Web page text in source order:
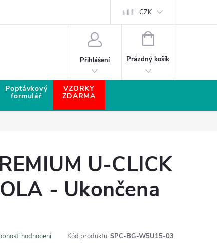
CZK
Přihlášení
NÁKUPNÍ KOŠÍK
Prázdný košík
Poptávkový
formulář
VZORKY
ZDARMA
U-CLICK
- Ukončena
hodnocení Kód produktu: SPC-BG-W5U15-03